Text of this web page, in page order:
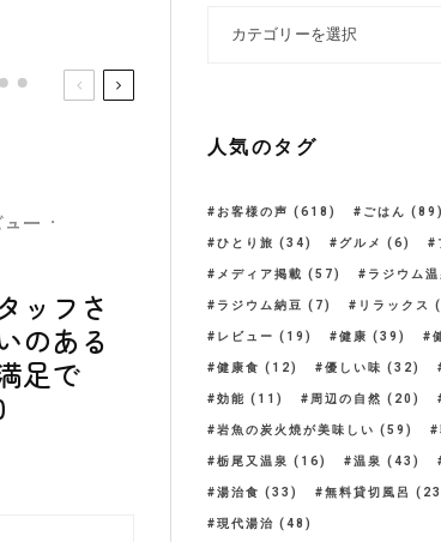
ー ·
ッフさ
のある
足で
人気のタグ
お客様の声 (618) ごはん (89)
ひとり旅 (34) グルメ (6)
メディア掲載 (57) ラジウム温
ラジウム納豆 (7) リラックス
レビュー (19) 健康 (39)
健康食 (12) 優しい味 (32)
効能 (11) 周辺の自然 (20)
岩魚の炭火焼が美味しい (59)
栃尾又温泉 (16) 温泉 (43)
湯治食 (33) 無料貸切風呂
現代湯治 (48)